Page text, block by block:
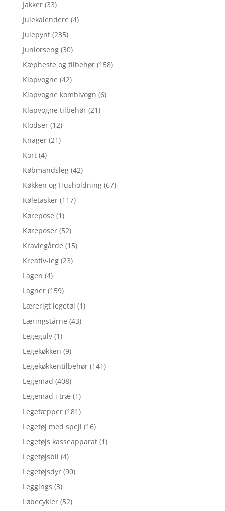
Jakker (33)
Julekalendere (4)
Julepynt (235)
Juniorseng (30)
Kæpheste og tilbehør (158)
Klapvogne (42)
Klapvogne kombivogn (6)
Klapvogne tilbehør (21)
Klodser (12)
Knager (21)
Kort (4)
Købmandsleg (42)
Køkken og Husholdning (67)
Køletasker (117)
Kørepose (1)
Køreposer (52)
Kravlegårde (15)
Kreativ-leg (23)
Lagen (4)
Lagner (159)
Lærerigt legetøj (1)
Læringstårne (43)
Legegulv (1)
Legekøkken (9)
Legekøkkentilbehør (141)
Legemad (408)
Legemad i træ (1)
Legetæpper (181)
Legetøj med spejl (16)
Legetøjs kasseapparat (1)
Legetøjsbil (4)
Legetøjsdyr (90)
Leggings (3)
Løbecykler (52)